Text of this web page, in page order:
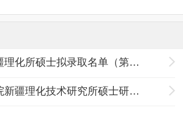
2020年中科院新疆理化所硕士拟录取名单（第一志愿）
2020年中国科学院新疆理化技术研究所硕士研究生复试通知（一志愿）